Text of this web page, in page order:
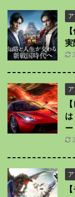
実
ー